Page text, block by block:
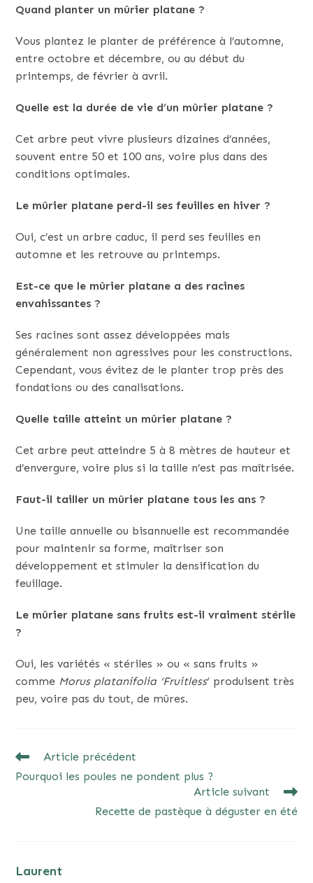
Quand planter un mûrier platane ?
Vous plantez le planter de préférence à l’automne,
entre octobre et décembre, ou au début du
printemps, de février à avril.
Quelle est la durée de vie d’un mûrier platane ?
Cet arbre peut vivre plusieurs dizaines d’années,
souvent entre 50 et 100 ans, voire plus dans des
conditions optimales.
Le mûrier platane perd-il ses feuilles en hiver ?
Oui, c’est un arbre caduc, il perd ses feuilles en
automne et les retrouve au printemps.
Est-ce que le mûrier platane a des racines
envahissantes ?
Ses racines sont assez développées mais
généralement non agressives pour les constructions.
Cependant, vous évitez de le planter trop près des
fondations ou des canalisations.
Quelle taille atteint un mûrier platane ?
Cet arbre peut atteindre 5 à 8 mètres de hauteur et
d’envergure, voire plus si la taille n’est pas maîtrisée.
Faut-il tailler un mûrier platane tous les ans ?
Une taille annuelle ou bisannuelle est recommandée
pour maintenir sa forme, maîtriser son
développement et stimuler la densification du
feuillage.
Le mûrier platane sans fruits est-il vraiment stérile
?
Oui, les variétés « stériles » ou « sans fruits »
comme Morus platanifolia ‘Fruitless‘ produisent très
peu, voire pas du tout, de mûres.
READ
ARTICLES
Article précédent
Pourquoi les poules ne pondent plus ?
Article suivant
Recette de pastèque à déguster en été
Laurent